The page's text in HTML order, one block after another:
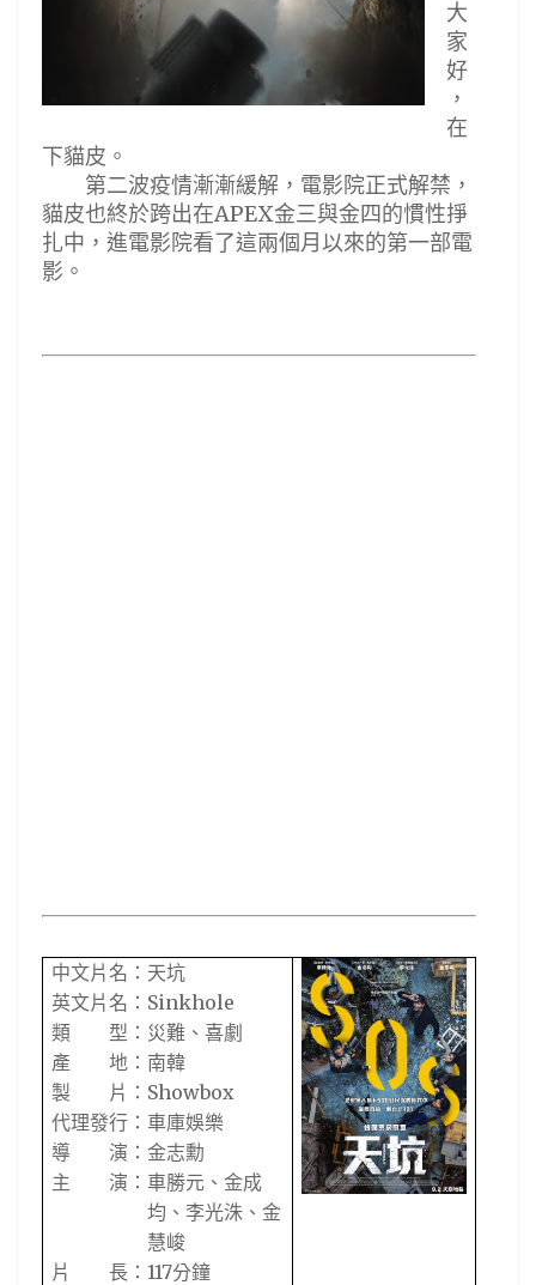
大
家
好
，
在
下貓皮。
第二波疫情漸漸緩解，電影院正式解禁，
貓皮也終於跨出在APEX金三與金四的慣性掙
扎中，進電影院看了這兩個月以來的第一部電
影。
中文片名：天坑
英文片名： Sinkhole
類 型：災難 、喜劇
產 地：南韓
製 片： Showbox
代理發行：車庫娛樂
導 演：金志勳
主 演：車勝元 、金成
均 、 李光洙 、金
慧峻
片 長：117分鐘